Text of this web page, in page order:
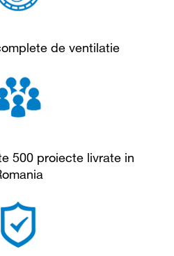
de ventilatie
500 proiecte livrate in